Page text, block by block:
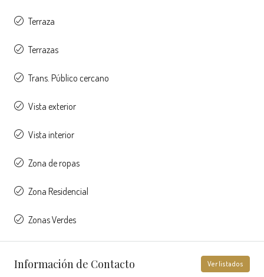
Terraza
Terrazas
Trans. Público cercano
Vista exterior
Vista interior
Zona de ropas
Zona Residencial
Zonas Verdes
Información de Contacto Ver listados